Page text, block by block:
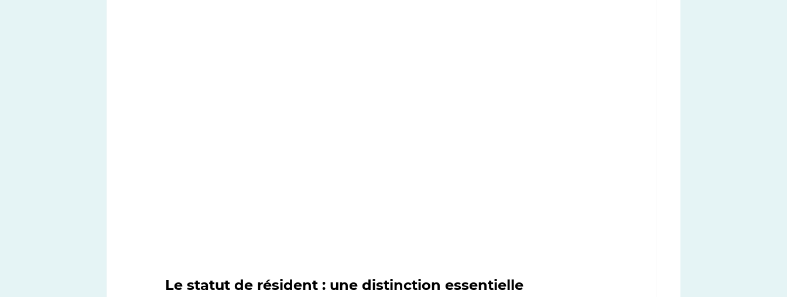
Le statut de résident : une distinction essentielle